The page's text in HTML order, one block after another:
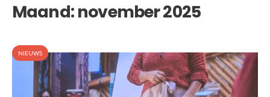
Maand:november 2025
NIEUWS